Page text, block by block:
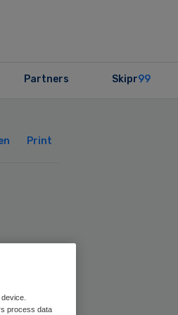
Partners Skipr99
Print
process data